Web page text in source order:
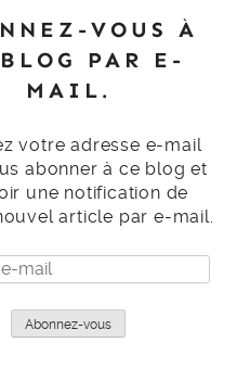
VOUS À
PAR E-
MAIL.
votre adresse e-mail
abonner à ce blog et
une notification de
article par e-mail.
Abonnez-vous